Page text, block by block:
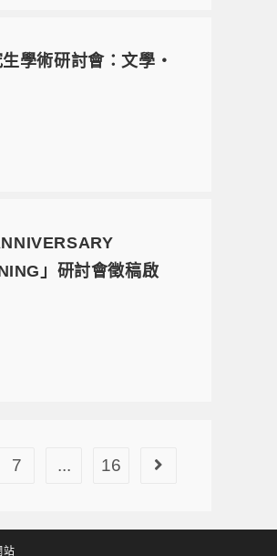
學術研討會：文學・
」研討會徵稿啟
7 ... 16
站